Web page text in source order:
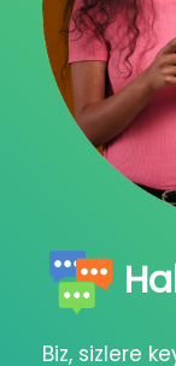
Biz, sizlere